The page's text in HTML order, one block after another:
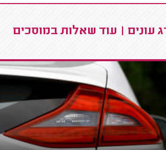
עונים | עוד שאלות במוסכים